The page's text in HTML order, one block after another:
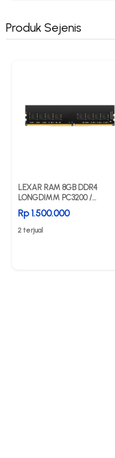
Produk Sejenis
LEXAR RAM 8GB DDR4
LONGDIMM PC3200 /
LD4AU008G-B3200GSST
Rp 1.500.000
2 terjual